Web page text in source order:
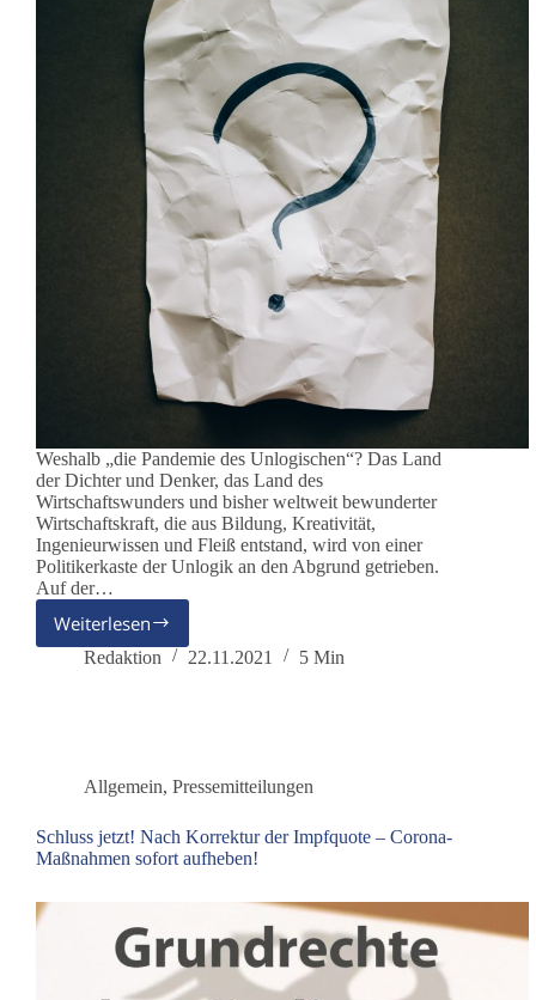
Weshalb „die Pandemie des Unlogischen“? Das Land
der Dichter und Denker, das Land des
Wirtschaftswunders und bisher weltweit bewunderter
Wirtschaftskraft, die aus Bildung, Kreativität,
Ingenieurwissen und Fleiß entstand, wird von einer
Politikerkaste der Unlogik an den Abgrund getrieben.
Auf der…
Weiterlesen
Die
Pandemie
Redaktion 22.11.2021 5 Min
Allgemein, Pressemitteilungen
Schluss jetzt! Nach Korrektur der Impfquote – Corona-
Maßnahmen sofort aufheben!